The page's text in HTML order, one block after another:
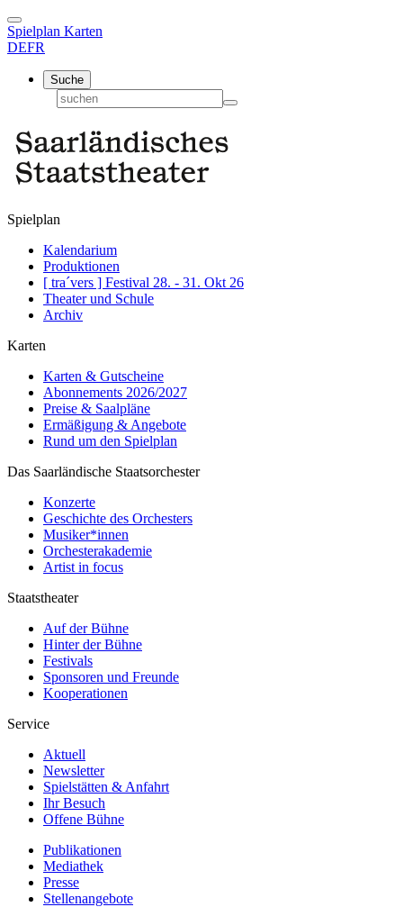
Spielplan Karten
DEFR
Suche
Spielplan
Kalendarium
Produktionen
[ tra´vers ] Festival 28. - 31. Okt 26
Theater und Schule
Archiv
Karten
Karten & Gutscheine
Abonnements 2026/2027
Preise & Saalpläne
Ermäßigung & Angebote
Rund um den Spielplan
Das Saarländische Staatsorchester
Konzerte
Geschichte des Orchesters
Musiker*innen
Orchesterakademie
Artist in focus
Staatstheater
Auf der Bühne
Hinter der Bühne
Festivals
Sponsoren und Freunde
Kooperationen
Service
Aktuell
Newsletter
Spielstätten & Anfahrt
Ihr Besuch
Offene Bühne
Publikationen
Mediathek
Presse
Stellenangebote